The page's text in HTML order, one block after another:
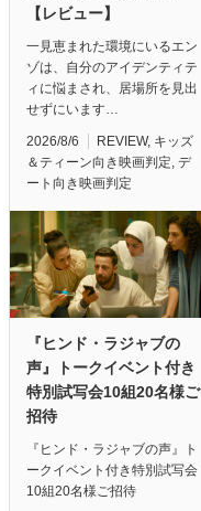
【レビュー】
一見恵まれた環境にいるエン
ゾは、自分のアイデンティテ
ィに悩まされ、居場所を見出
せずにいます…
2026/8/6 REVIEW, キッズ
＆ティーン向き映画判定, デ
ート向き映画判定
『ヒンド・ラジャブの
声』トークイベント付き
特別試写会10組20名様ご
招待
『ヒンド・ラジャブの声』ト
ークイベント付き特別試写会
10組20名様ご招待